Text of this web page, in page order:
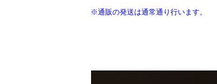
※通販の発送は通常通り行います。